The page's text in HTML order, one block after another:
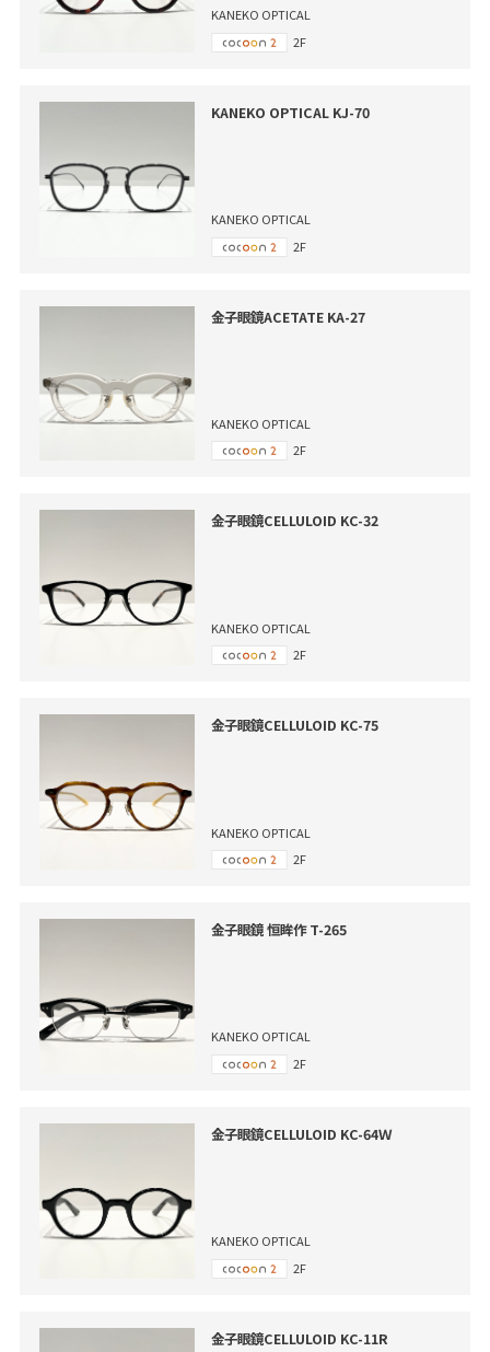
KANEKO OPTICAL
2F
KANEKO OPTICAL KJ-70
KANEKO OPTICAL
2F
金子眼鏡ACETATE KA-27
KANEKO OPTICAL
2F
金子眼鏡CELLULOID KC-32
KANEKO OPTICAL
2F
金子眼鏡CELLULOID KC-75
KANEKO OPTICAL
2F
金子眼鏡 恒眸作 T-265
KANEKO OPTICAL
2F
金子眼鏡CELLULOID KC-64Ｗ
KANEKO OPTICAL
2F
金子眼鏡CELLULOID KC-11R